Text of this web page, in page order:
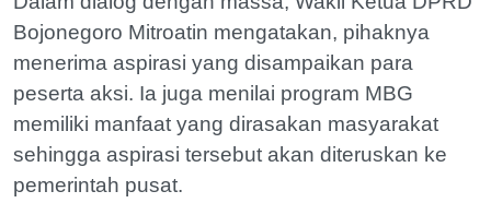
Bojonegoro Mitroatin mengatakan, pihaknya
menerima aspirasi yang disampaikan para
peserta aksi. Ia juga menilai program MBG
memiliki manfaat yang dirasakan masyarakat
sehingga aspirasi tersebut akan diteruskan ke
pemerintah pusat.